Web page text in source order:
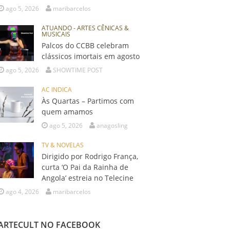
ago 5, 2026 maribarcelos
ATUANDO - ARTES CÊNICAS &
MUSICAIS
Palcos do CCBB celebram
clássicos imortais em agosto
ago 5, 2026 SHOWTIME POST
AC INDICA
Às Quartas – Partimos com
quem amamos
ago 5, 2026 anagosling
TV & NOVELAS
Dirigido por Rodrigo França,
curta ‘O Pai da Rainha de
Angola’ estreia no Telecine
ago 4, 2026 maribarcelos
NO FACEBOOK